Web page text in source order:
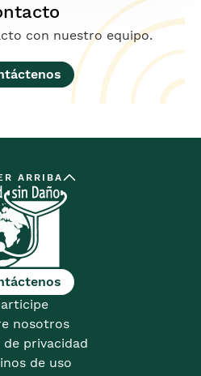
con nuestro equipo.
ARRIBA
nosotros
privacidad
de uso